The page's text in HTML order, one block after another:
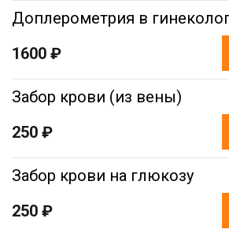
Доплерометрия в
1600 ₽
Забор крови (из вены)
250 ₽
Забор крови на глюкозу
250 ₽